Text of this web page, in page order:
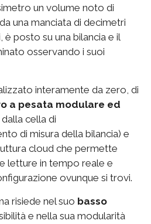
un volume noto di
una manciata di decimetri
è posto su una bilancia e il
osservando i suoi
interamente da zero, di
a pesata modulare ed
cella di
di misura della bilancia) e
cloud che permette
letture in tempo reale e
ovunque si trovi.
risiede nel suo basso
e nella sua modularità